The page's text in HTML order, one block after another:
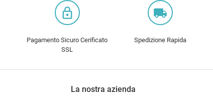
lock_outline
Pagamento Sicuro Cerificato
SSL
local_shipping
Spedizione Rapida
La nostra azienda